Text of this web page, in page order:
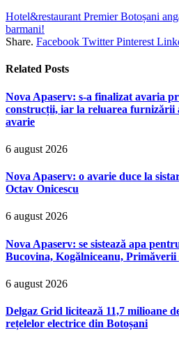
Hotel&restaurant Premier Botoșani
barmani!
Share. Facebook Twitter Pinterest
Related Posts
Nova Apaserv: s-a finalizat avaria
construcții, iar la reluarea furnizării
avarie
6 august 2026
Nova Apaserv: o avarie duce la
Octav Onicescu
6 august 2026
Nova Apaserv: se sistează apa
Bucovina, Kogălniceanu, Primăverii
6 august 2026
Delgaz Grid licitează 11,7 milioane
rețelelor electrice din Botoșani